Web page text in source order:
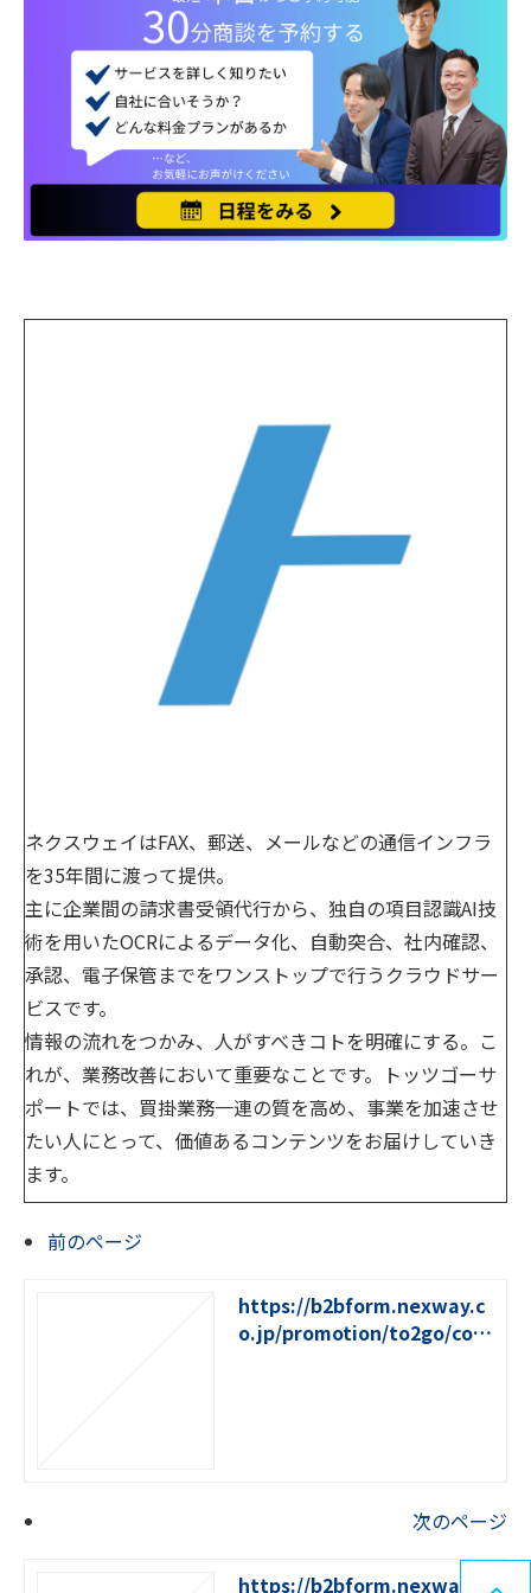
ネクスウェイはFAX、郵送、メールなどの通信インフラ
を35年間に渡って提供。
主に企業間の請求書受領代行から、独自の項目認識AI技
術を用いたOCRによるデータ化、自動突合、社内確認、
承認、電子保管までをワンストップで行うクラウドサー
ビスです。
情報の流れをつかみ、人がすべきコトを明確にする。こ
れが、業務改善において重要なことです。トッツゴーサ
ポートでは、買掛業務一連の質を高め、事業を加速させ
たい人にとって、価値あるコンテンツをお届けしていき
ます。
前のページ
https://b2bform.nexway.c
o.jp/promotion/to2go/colu
次のページ
https://b2bform.nexway.c